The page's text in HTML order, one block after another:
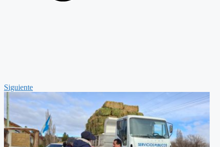
Siguiente